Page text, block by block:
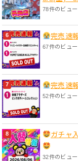
78件のビュー
完売速
67件のビュー
完売速
52件のビュー
ガチャ
32件のビュー